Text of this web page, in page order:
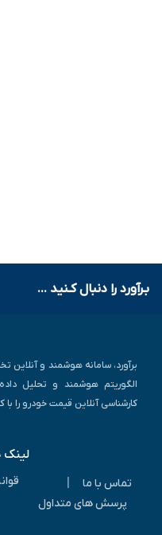
بـرآورد را دنبال کـنید ...
برآورد، سامانه هوشمند و
الگوریتم هوشمند و تحلیل
کارشناسی آنلاین قیمت خودرو را
تماس با ما
پرسش های متداول